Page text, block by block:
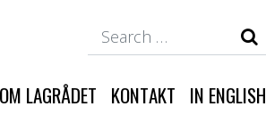
OM LAGRÅDET KONTAKT IN ENGLISH